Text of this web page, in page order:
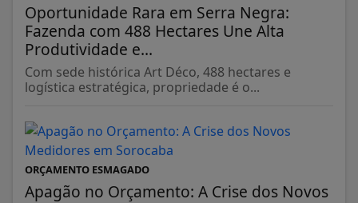
Oportunidade Rara em Serra Negra:
Fazenda com 488 Hectares Une Alta
Produtividade e...
Com sede histórica Art Déco, 488 hectares e
logística estratégica, propriedade é o...
ORÇAMENTO ESMAGADO
Apagão no Orçamento: A Crise dos Novos